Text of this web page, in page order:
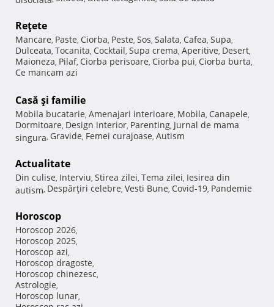
Reţete
Mancare, Paste, Ciorba, Peste, Sos, Salata, Cafea, Supa,
Dulceata, Tocanita, Cocktail, Supa crema, Aperitive, Desert,
Maioneza, Pilaf, Ciorba perisoare, Ciorba pui, Ciorba burta,
Ce mancam azi
Casă şi familie
Mobila bucatarie, Amenajari interioare, Mobila, Canapele,
Dormitoare, Design interior, Parenting, Jurnal de mama
singura, Gravide, Femei curajoase, Autism
Actualitate
Din culise, Interviu, Stirea zilei, Tema zilei, Iesirea din
autism, Despărţiri celebre, Vesti Bune, Covid-19, Pandemie
Horoscop
Horoscop 2026,
Horoscop 2025,
Horoscop azi,
Horoscop dragoste,
Horoscop chinezesc,
Astrologie,
Horoscop lunar,